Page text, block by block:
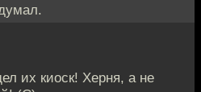
их киоск! Херня, а не